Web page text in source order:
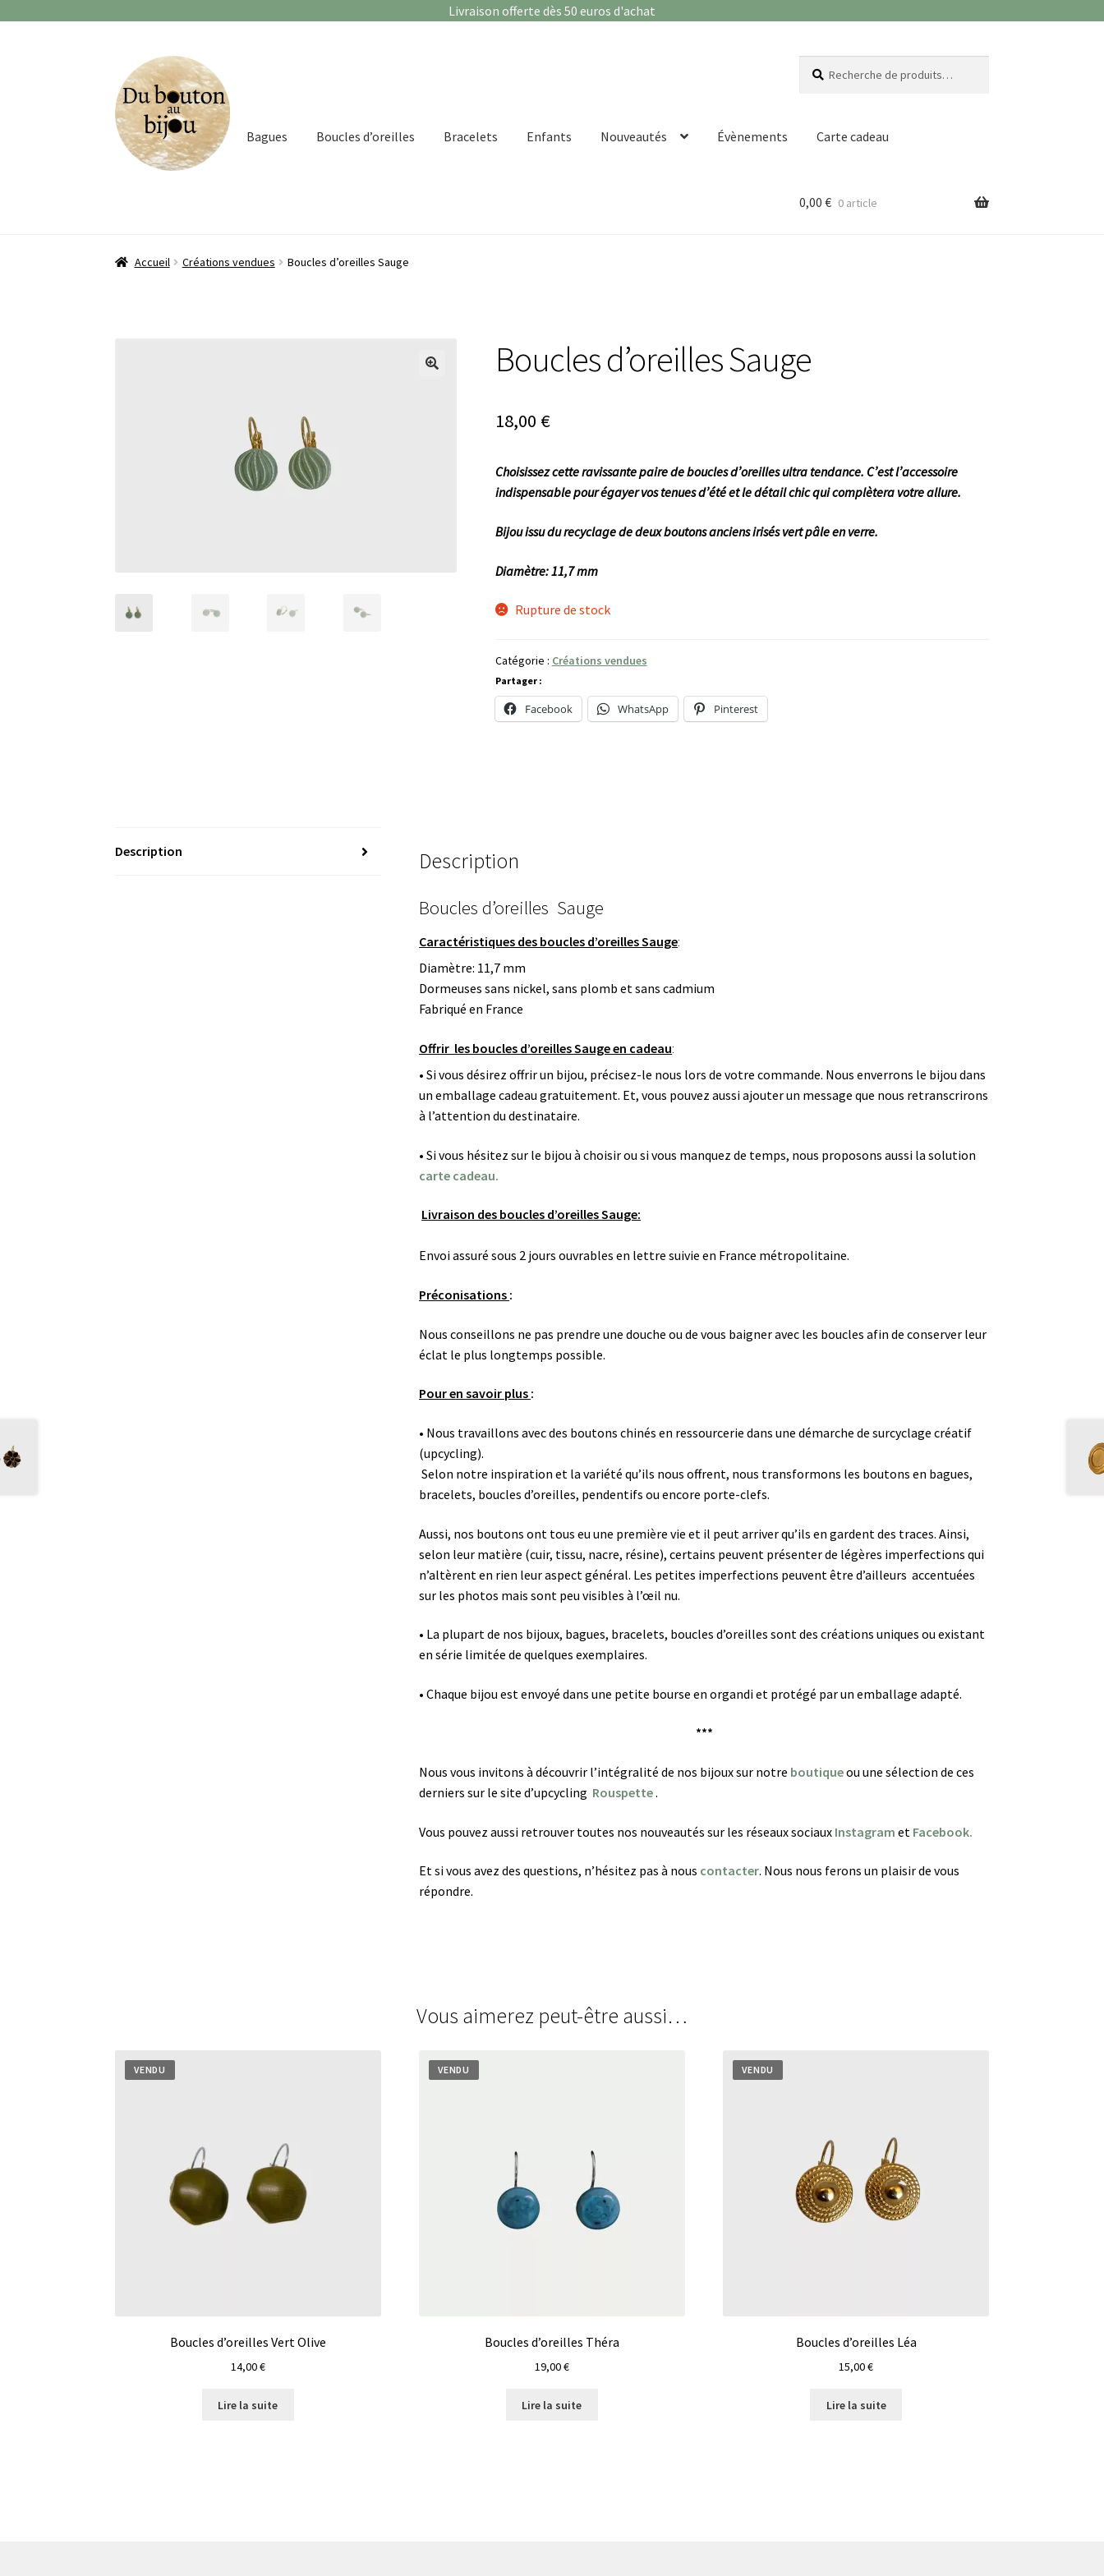
Livraison offerte dès 50 euros d'achat
Aller
à
la
navigation
Aller
au
contenu
pour :
Bagues Boucles d’oreilles Bracelets Enfants Nouveautés Évènements Carte cadeau
0,00 € 0 article
Accueil Créations vendues Boucles d’oreilles Sauge
Boucles d’oreilles Sauge
18,00 €
Choisissez cette ravissante paire de boucles d’oreilles ultra tendance. C’est l’accessoire
indispensable pour égayer vos tenues d’été et le détail chic qui complètera votre allure.
Bijou issu du recyclage de deux boutons anciens irisés vert pâle en verre.
Diamètre: 11,7 mm
Rupture de stock
Catégorie : Créations vendues
Partager :
Facebook WhatsApp Pinterest
Description Description
Boucles d’oreilles Sauge
Caractéristiques des boucles d’oreilles Sauge:
Diamètre: 11,7 mm
Dormeuses sans nickel, sans plomb et sans cadmium
Fabriqué en France
Offrir les boucles d’oreilles Sauge en cadeau:
• Si vous désirez offrir un bijou, précisez-le nous lors de votre commande. Nous enverrons le bijou dans
un emballage cadeau gratuitement. Et, vous pouvez aussi ajouter un message que nous retranscrirons
à l’attention du destinataire.
• Si vous hésitez sur le bijou à choisir ou si vous manquez de temps, nous proposons aussi la solution
carte cadeau.
Livraison des boucles d’oreilles Sauge:
Envoi assuré sous 2 jours ouvrables en lettre suivie en France métropolitaine.
Préconisations :
Nous conseillons ne pas prendre une douche ou de vous baigner avec les boucles afin de conserver leur
éclat le plus longtemps possible.
Pour en savoir plus :
• Nous travaillons avec des boutons chinés en ressourcerie dans une démarche de surcyclage créatif
(upcycling).
Selon notre inspiration et la variété qu’ils nous offrent, nous transformons les boutons en bagues,
bracelets, boucles d’oreilles, pendentifs ou encore porte-clefs.
Aussi, nos boutons ont tous eu une première vie et il peut arriver qu’ils en gardent des traces. Ainsi,
selon leur matière (cuir, tissu, nacre, résine), certains peuvent présenter de légères imperfections qui
n’altèrent en rien leur aspect général. Les petites imperfections peuvent être d’ailleurs accentuées
sur les photos mais sont peu visibles à l’œil nu.
• La plupart de nos bijoux, bagues, bracelets, boucles d’oreilles sont des créations uniques ou existant
en série limitée de quelques exemplaires.
•Chaque bijou est envoyé dans une petite bourse en organdi et protégé par un emballage adapté.
***
Nous vous invitons à découvrir l’intégralité de nos bijoux sur notre boutiqueou une sélection de ces
derniers sur le site d’upcycling Rouspette.
Vous pouvez aussi retrouver toutes nos nouveautés sur les réseaux sociaux Instagram et Facebook.
Et si vous avez des questions, n’hésitez pas à nous contacter. Nous nous ferons un plaisir de vous
répondre.
Vous aimerez peut-être aussi…
VENDU
Boucles d’oreilles Vert Olive
14,00€
Lire la suite
VENDU
Boucles d’oreilles Théra
19,00€
Lire la suite
VENDU
Boucles d’oreilles Léa
15,00€
Lire la suite